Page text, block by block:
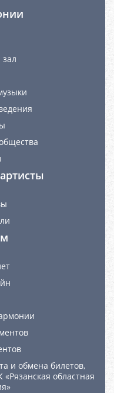
и обмена билетов,
областная